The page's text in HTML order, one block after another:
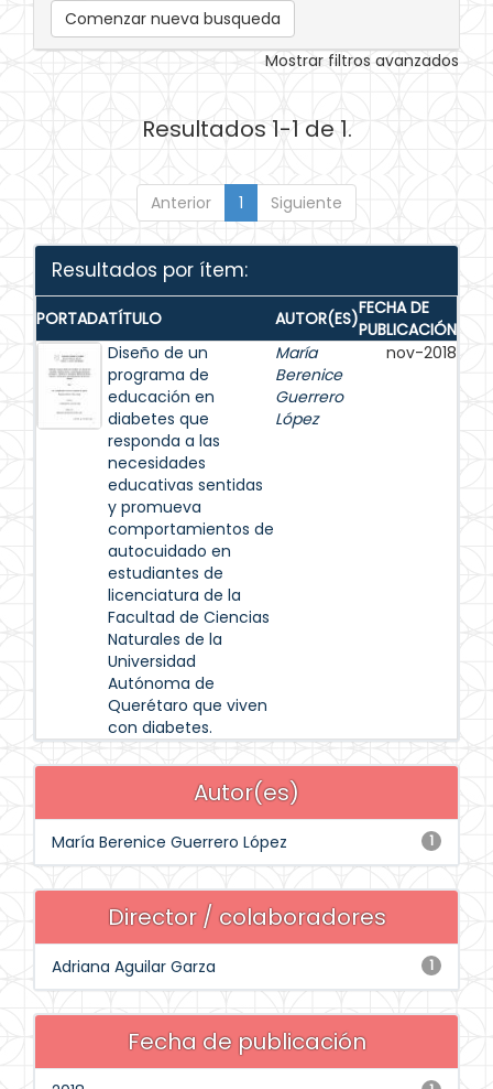
Comenzar nueva busqueda
Mostrar filtros avanzados
Resultados 1-1 de 1.
Anterior 1 Siguiente
Resultados por ítem:
PORTADATÍTULO AUTOR(ES)FECHA DE
PUBLICACIÓN
Diseño de un
programa de
educación en
diabetes que
responda a las
necesidades
educativas sentidas
y promueva
comportamientos de
autocuidado en
estudiantes de
licenciatura de la
Facultad de Ciencias
Naturales de la
Universidad
Autónoma de
Querétaro que viven
con diabetes.
María
Berenice
Guerrero
López
nov-2018
Autor(es)
1
María Berenice Guerrero López
Director / colaboradores
1
Adriana Aguilar Garza
Fecha de publicación